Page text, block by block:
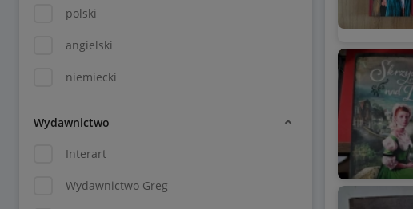
polski
angielski
niemiecki
Wydawnictwo
Interart
Wydawnictwo Greg